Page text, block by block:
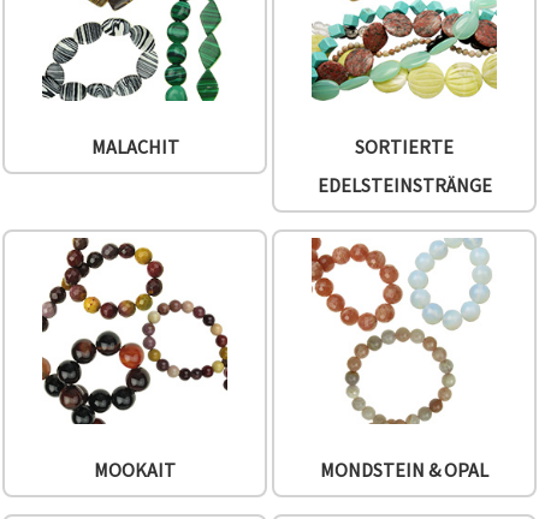
MALACHIT
SORTIERTE
EDELSTEINSTRÄNGE
MOOKAIT MONDSTEIN & OPAL